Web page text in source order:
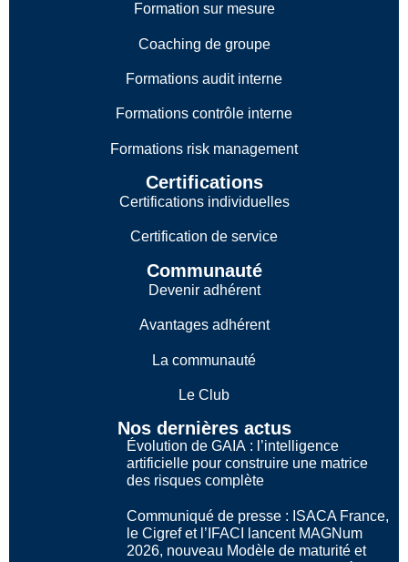
Formation sur mesure
Coaching de groupe
Formations audit interne
Formations contrôle interne
Formations risk management
Certifications
Certifications individuelles
Certification de service
Communauté
Devenir adhérent
Avantages adhérent
La communauté
Le Club
Nos dernières actus
Évolution de GAIA : l’intelligence
artificielle pour construire une matrice
des risques complète
Communiqué de presse : ISACA France,
le Cigref et l’IFACI lancent MAGNum
2026, nouveau Modèle de maturité et